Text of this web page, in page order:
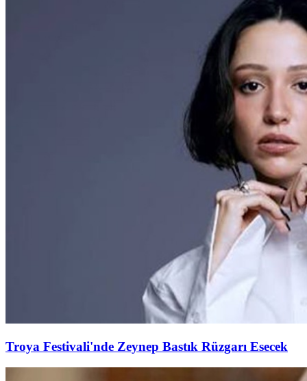
Troya Festivali'nde Zeynep Bastık Rüzgarı Esecek